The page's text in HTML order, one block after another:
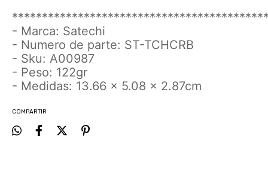
- Marca: Satechi
- Numero de parte: ST-TCHCRB
- Sku: A00987
- Peso: 122gr
- Medidas: 13.66 x 5.08 x 2.87cm
COMPARTIR